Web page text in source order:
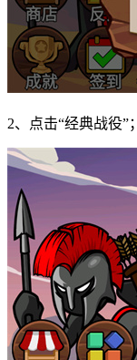
2、点击“经典战役”；